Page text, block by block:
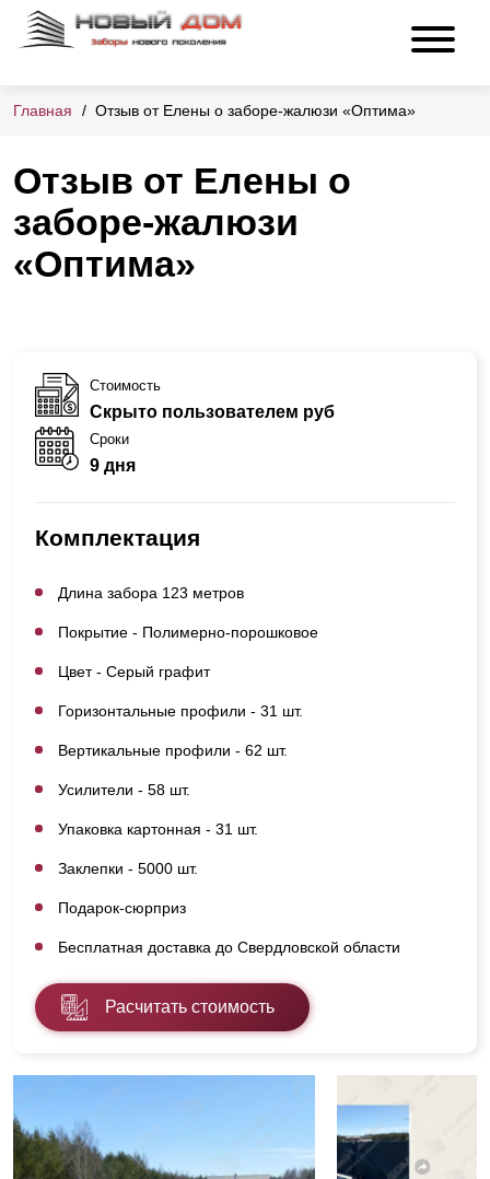
Главная Отзыв от Елены о заборе-жалюзи «Оптима»
Отзыв от Елены о
заборе-жалюзи
«Оптима»
Стоимость
Скрыто пользователем руб
Сроки
9 дня
Комплектация
Длина забора 123 метров
Покрытие - Полимерно-порошковое
Цвет - Серый графит
Горизонтальные профили - 31 шт.
Вертикальные профили - 62 шт.
Усилители - 58 шт.
Упаковка картонная - 31 шт.
Заклепки - 5000 шт.
Подарок-сюрприз
Бесплатная доставка до Свердловской области
Расчитать стоимость